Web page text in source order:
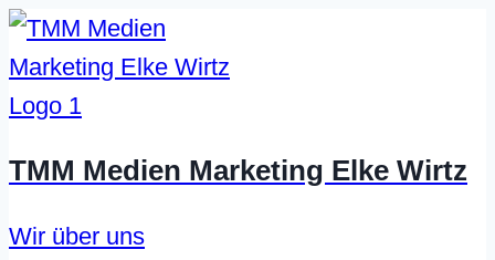
Zum
Inhalt
springen
TMM Medien Marketing Elke Wirtz
Wir über uns